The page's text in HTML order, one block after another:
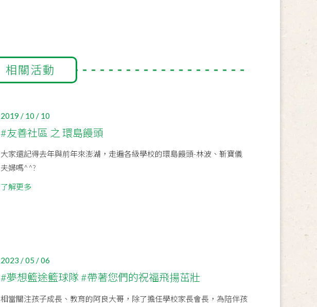
相關活動
2019 / 10 / 10
#友善社區 之 環島饅頭
大家還記得去年與前年來澎湖，走遍各級學校的環島饅頭-林波、靳寶儀
夫婦嗎^^?
了解更多
2023 / 05 / 06
#夢想籃途籃球隊 #帶著您們的祝福飛揚茁壯
相當關注孩子成長、教育的阿良大哥，除了擔任學校家長會長，為陪伴孩